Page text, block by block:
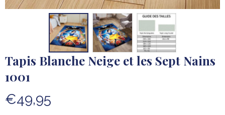
Tapis Blanche Neige et les Sept Nains
1001
€49,95